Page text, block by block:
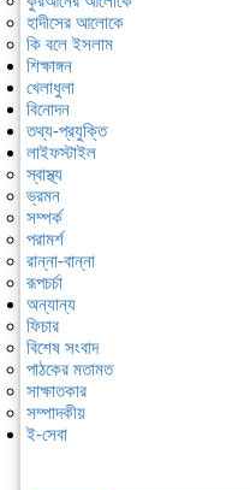
হাদীসের আলোকে
কি বলে ইসলাম
শিক্ষাঙ্গন
খেলাধুলা
বিনোদন
তথ্য-প্রযুক্তি
লাইফস্টাইল
স্বাস্থ্য
ভ্রমন
সম্পর্ক
পরামর্শ
রান্না-বান্না
রূপচর্চা
অন্যান্য
ফিচার
বিশেষ সংবাদ
পাঠকের মতামত
সাক্ষাতকার
সম্পাদকীয়
ই-সেবা